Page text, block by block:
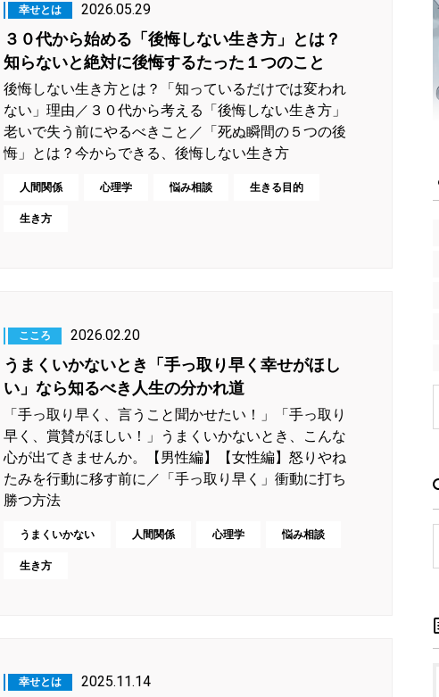
幸せとは 2026.05.29
３０代から始める「後悔しない生き方」とは？
知らないと絶対に後悔するたった１つのこと
後悔しない生き方とは？「知っているだけでは変われ
ない」理由／３０代から考える「後悔しない生き方」
老いで失う前にやるべきこと／「死ぬ瞬間の５つの後
悔」とは？今からできる、後悔しない生き方
人間関係 心理学 悩み相談 生きる目的
生き方
こころ 2026.02.20
うまくいかないとき「手っ取り早く幸せがほし
い」なら知るべき人生の分かれ道
「手っ取り早く、言うこと聞かせたい！」「手っ取り
早く、賞賛がほしい！」うまくいかないとき、こんな
心が出てきませんか。【男性編】【女性編】怒りやね
たみを行動に移す前に／「手っ取り早く」衝動に打ち
勝つ方法
うまくいかない 人間関係 心理学 悩み相談
生き方
幸せとは 2025.11.14